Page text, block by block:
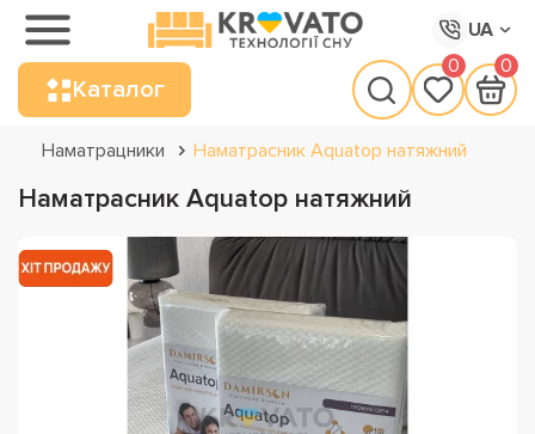
UA
Каталог
0 0
Наматрацники Наматрасник Aquatop натяжний
Наматрасник Aquatop натяжний